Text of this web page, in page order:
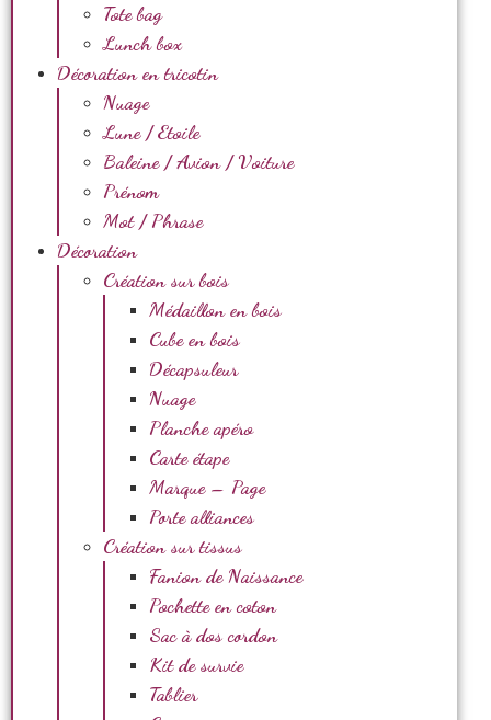
Tote bag
Lunch box
Décoration en tricotin
Nuage
Lune / Etoile
Baleine / Avion / Voiture
Prénom
Mot / Phrase
Décoration
Création sur bois
Médaillon en bois
Cube en bois
Décapsuleur
Nuage
Planche apéro
Carte étape
Marque – Page
Porte alliances
Création sur tissus
Fanion de Naissance
Pochette en coton
Sac à dos cordon
Kit de survie
Tablier